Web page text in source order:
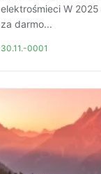
elektrośmieci W
za darmo...
30.11.-0001